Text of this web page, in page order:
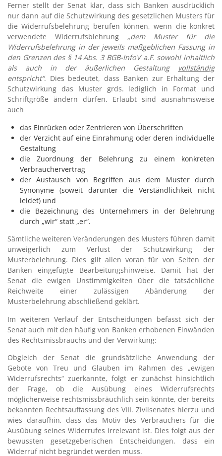
Ferner stellt der Senat klar, dass sich Banken ausdrücklich
nur dann auf die Schutzwirkung des gesetzlichen Musters für
die Widerrufsbelehrung berufen können, wenn die konkret
verwendete Widerrufsblehrung „dem Muster für die
Widerrufsbelehrung in der jeweils maßgeblichen Fassung in
den Grenzen des § 14 Abs. 3 BGB-InfoV a.F. sowohl inhaltlich
als auch in der äußerlichen Gestaltung
vollständig
entspricht“. Dies bedeutet, dass Banken zur Erhaltung der
Schutzwirkung das Muster grds. lediglich in Format und
Schriftgröße ändern dürfen. Erlaubt sind ausnahmsweise
auch
das Einrücken oder Zentrieren von Überschriften
der Verzicht auf eine Einrahmung oder deren individuelle
Gestaltung
die Zuordnung der Belehrung zu einem konkreten
Verbrauchervertrag
der Austausch von Begriffen aus dem Muster durch
Synonyme (soweit darunter die Verständlich­keit nicht
leidet) und
die Bezeichnung des Unternehmers in der Belehrung
durch „wir“ statt „er“.
Sämtliche weiteren Veränderungen des Musters führen damit
unweigerlich zum Verlust der Schutzwirkung der
Musterbelehrung. Dies gilt allen voran für von Seiten der
Banken eingefügte Bearbeitungshinweise. Damit hat der
Senat die ewigen Unstimmigkeiten über die tatsächliche
Reichweite einer zulässigen Abänderung der
Musterbelehrung abschließend geklärt.
Im weiteren Verlauf der Entscheidungen befasst sich der
Senat auch mit den häufig von Banken erhobenen Einwänden
des Rechtsmissbrauchs und der Verwirkung:
Obgleich der Senat die grundsätzliche Anwendung der
Gebote von Treu und Glauben im Rahmen des „ewigen
Widerrufsrechts“ zuerkannte, folgt er zunächst hinsichtlich
der Frage, ob die Ausübung eines Widerrufsrechts
möglicherweise rechtsmissbräuchlich sein könnte, der bereits
bekannten Rechtsauffassung des VIII. Zivilsenates hierzu und
wies daraufhin, dass das Motiv des Verbrauchers für die
Ausübung seines Widerrufes irrelevant ist. Dies folgt aus der
bewussten gesetzgeberischen Entscheidungen, dass ein
Widerruf nicht begründet werden muss.